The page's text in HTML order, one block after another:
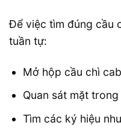
Để việc tìm đúng cầu
tuần tự:
Mở hộp cầu chì
Quan sát mặt
Tìm các ký hiệu